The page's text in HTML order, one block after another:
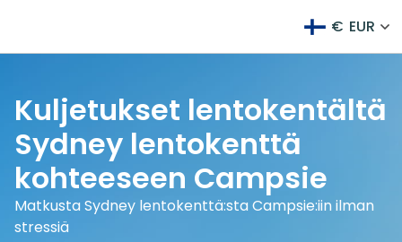
€ EUR
Kuljetukset lentokentältä
Sydney lentokenttä
kohteeseen Campsie
Matkusta Sydney lentokenttä:sta Campsie:iin ilman
stressiä